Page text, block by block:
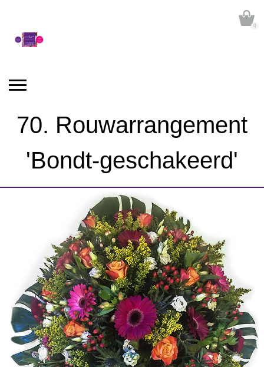
0
70. Rouwarrangement
'Bondt-geschakeerd'